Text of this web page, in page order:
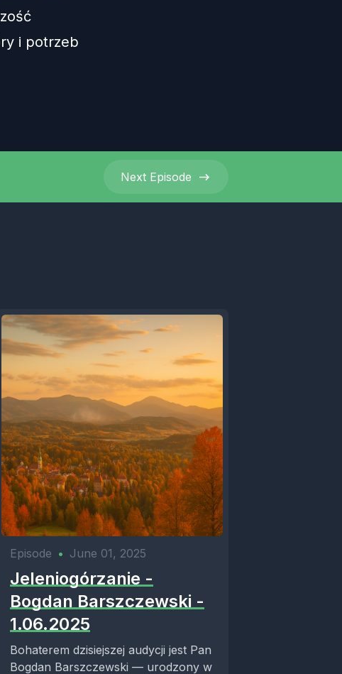
i potrzeb
Next Episode
Episode • June 01, 2025
Jeleniogórzanie -
Bogdan Barszczewski -
1.06.2025
Bohaterem dzisiejszej audycji jest Pan
Bogdan Barszczewski — urodzony w